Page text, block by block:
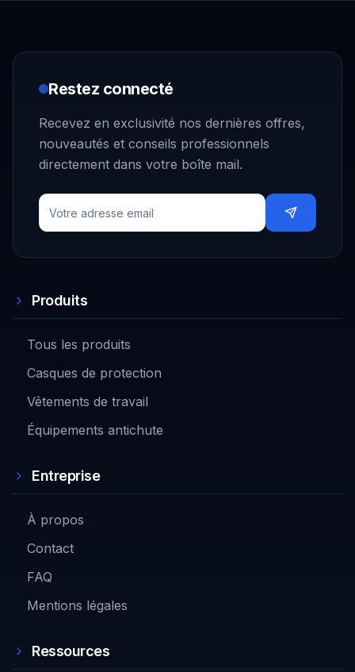
Restez connecté
Recevez en exclusivité nos dernières offres,
nouveautés et conseils professionnels
directement dans votre boîte mail.
Produits
Tous les produits
Casques de protection
Vêtements de travail
Équipements antichute
Entreprise
À propos
Contact
FAQ
Mentions légales
Ressources